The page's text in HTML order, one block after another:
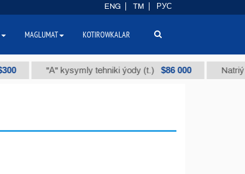
"А" kysymly tehniki ýody (t.) $86 000 Natriý
ENG TM РУС
MAGLUMAT KOTIROWKALAR